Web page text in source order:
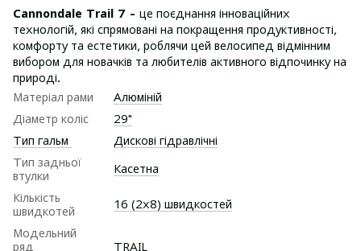
Cannondale Trail 7 - це поєднання інноваційних
технологій, які спрямовані на покращення продуктивності,
комфорту та естетики, роблячи цей велосипед відмінним
вибором для новачків та любителів активного відпочинку на
природі.
Матеріал рами
Алюміній
Діаметр коліс
29"
Тип гальм
Дискові гідравлічні
Тип задньої
втулки
Касетна
Кількість
швидкотей
16 (2х8) швидкостей
Модельний
ряд
TRAIL